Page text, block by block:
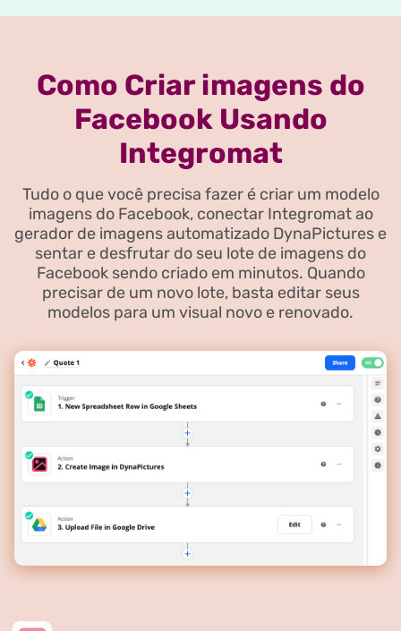
Como Criar imagens do
Facebook Usando
Integromat
Tudo o que você precisa fazer é criar um modelo
imagens do Facebook, conectar Integromat ao
gerador de imagens automatizado DynaPictures e
sentar e desfrutar do seu lote de imagens do
Facebook sendo criado em minutos. Quando
precisar de um novo lote, basta editar seus
modelos para um visual novo e renovado.